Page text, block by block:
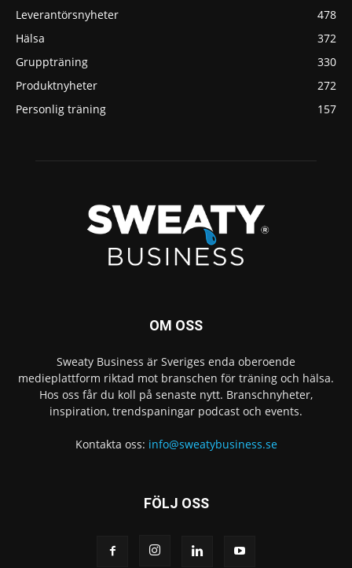
Leverantörsnyheter
478
Hälsa
372
Gruppträning
330
Produktnyheter
272
Personlig träning
157
OM OSS
Sweaty Business är Sveriges enda oberoende
medieplattform riktad mot branschen för träning och hälsa.
Hos oss får du koll på senaste nytt. Branschnyheter,
inspiration, trendspaningar podcast och events.
Kontakta oss: info@sweatybusiness.se
FÖLJ OSS